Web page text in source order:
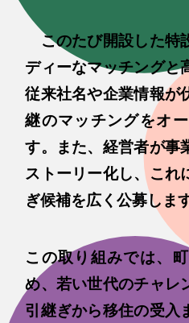
このたび開設した特
ディーなマッチングと
従来社名や企業情報が
継のマッチングをオ
す。また、経営者が事
ストーリー化し、これ
ぎ候補を広く公募します
この取り組みでは、
め、若い世代のチャレ
引継ぎから移住の受入